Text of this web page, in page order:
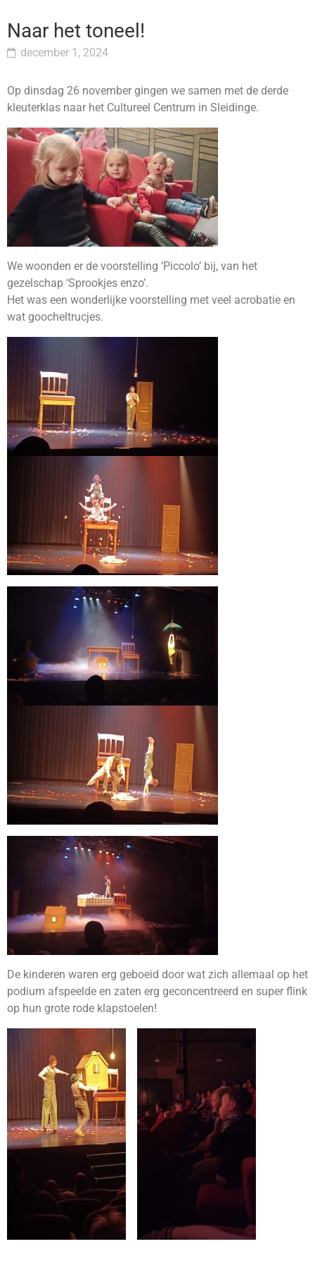
Naar het toneel!
december 1, 2024
Op dinsdag 26 november gingen we samen met de derde
kleuterklas naar het Cultureel Centrum in Sleidinge.
We woonden er de voorstelling ‘Piccolo’ bij, van het
gezelschap ‘Sprookjes enzo’.
Het was een wonderlijke voorstelling met veel acrobatie en
wat goocheltrucjes.
De kinderen waren erg geboeid door wat zich allemaal op het
podium afspeelde en zaten erg geconcentreerd en super flink
op hun grote rode klapstoelen!